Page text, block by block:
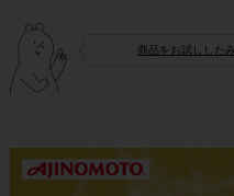
商品をお試しした